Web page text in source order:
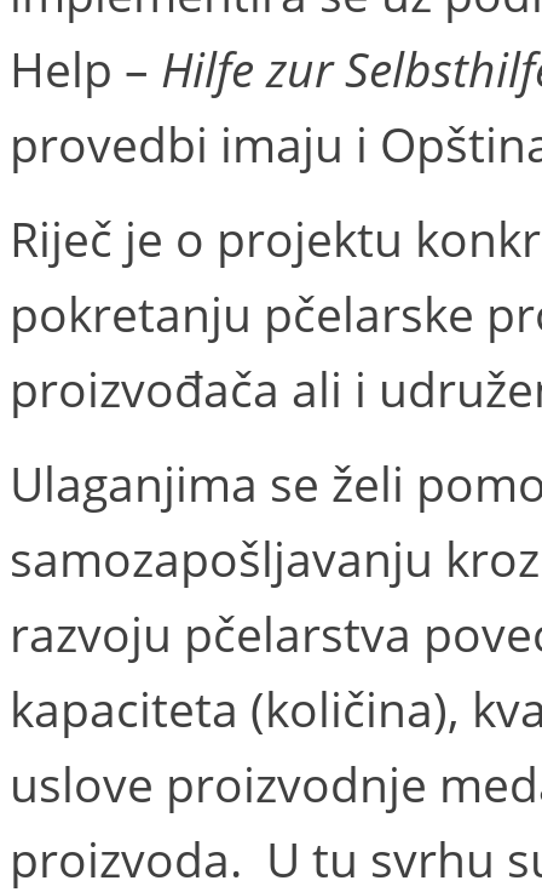
Help – Hilfe zur
provedbi imaju i
Riječ je o projektu
pokretanju pčelarske
proizvođača ali i
Ulaganjima se želi
samozapošljavanju
razvoju pčelarstva
kapaciteta (količina),
uslove proizvodnje
proizvoda. U tu svrhu